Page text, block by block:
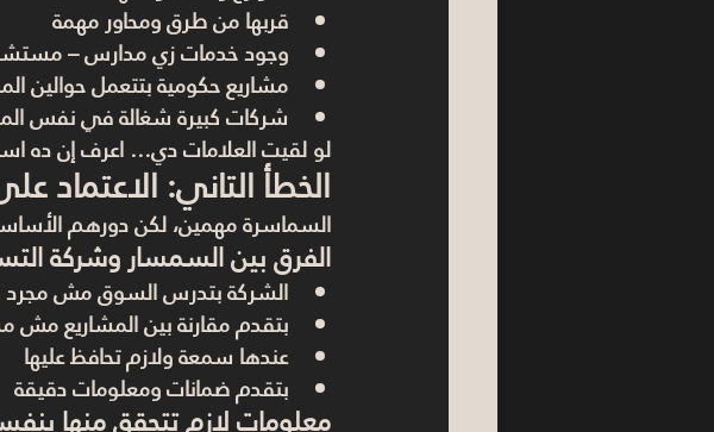
قربها من طرق ومحاور مهمة
وجود خدمات زي مدارس –
مشاريع حكومية بتتعمل حوالين
شركات كبيرة شغالة في نفس
لو لقيت العلامات دي… اعرف إن ده
الخطأ التاني:
السماسرة مهمين، لكن دورهم
الفرق بين السمسار وشركة
الشركة بتدرس السوق مش
بتقدم مقارنة بين المشاريع
عندها سمعة ولازم تحافظ عليها
بتقدم ضمانات ومعلومات دقيقة
معلومات لازم تتحقق منها